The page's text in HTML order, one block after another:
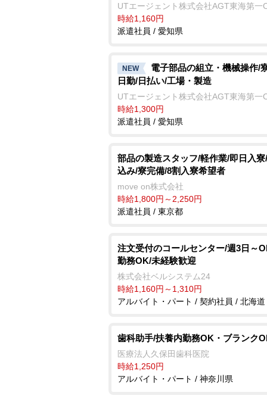
UTエージェント株式会社AGT東海第一
時給1,160円
派遣社員 / 愛知県
NEW
電子部品の組立・機械操作/
日勤/日払い/工場・製造
UTエージェント株式会社AGT東海第一
時給1,300円
派遣社員 / 愛知県
部品の製造スタッフ/軽作業/即日入
込み/寮完備/8割入寮希望者
move on株式会社
時給1,800円～2,250円
派遣社員 / 東京都
注文受付のコールセンター/週3日～
勤務OK/未経験歓迎
株式会社ベルシステム24
時給1,160円～1,310円
アルバイト・パート / 契約社員 / 北海道
歯科助手/扶養内勤務OK・ブランク
医療法人久保田歯科医院
時給1,250円
アルバイト・パート / 神奈川県